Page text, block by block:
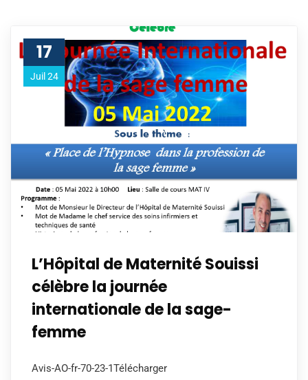
17
Juil 24
L’Hôpital de Maternité Souissi
célèbre la journée
internationale de la sage-
femme
Avis-AO-fr-70-23-1Télécharger